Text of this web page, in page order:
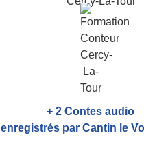
+ 2 Contes audio
enregistrés par Cantin le